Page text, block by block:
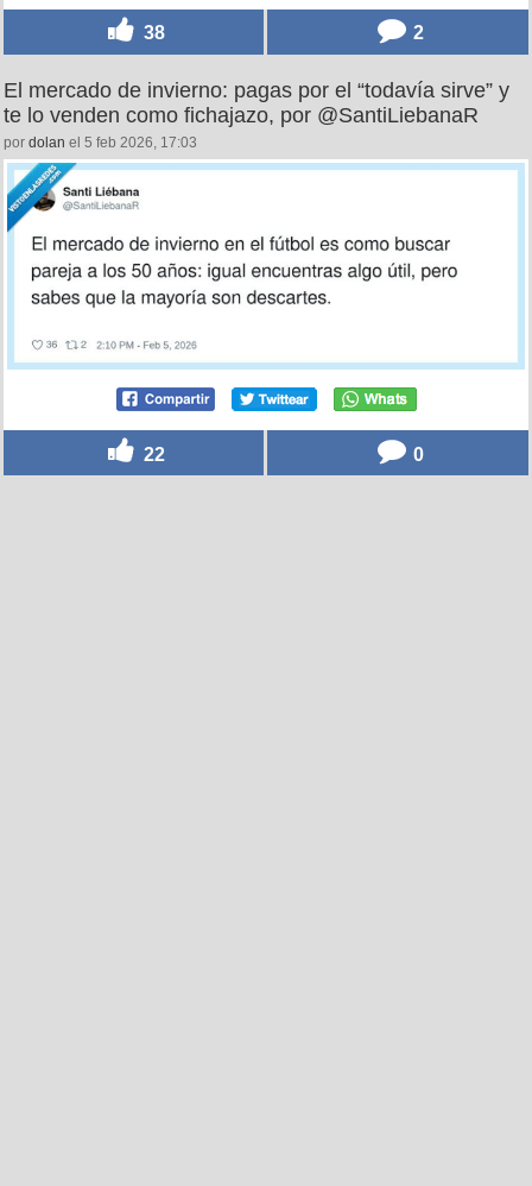
38 2
El mercado de invierno: pagas por el “todavía sirve” y
te lo venden como fichajazo, por @SantiLiebanaR
por dolan el 5 feb 2026, 17:03
22 0